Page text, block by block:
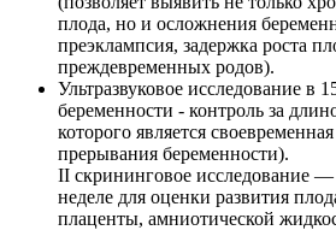
плода, но и осложнения
преэклампсия, задержка роста
преждевременных родов).
Ультразвуковое исследование в
беременности - контроль за
которого является
прерывания беременности).
II скрининговое исследование
неделе для оценки развития
плаценты, амниотической